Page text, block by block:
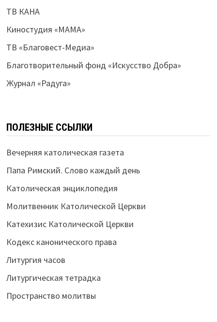
ТВ КАНА
Киностудия «МАМА»
ТВ «Благовест-Медиа»
Благотворительный фонд «Искусство Добра»
Журнал «Радуга»
ПОЛЕЗНЫЕ ССЫЛКИ
Вечерняя католическая газета
Папа Римский. Слово каждый день
Католическая энциклопедия
Молитвенник Католической Церкви
Катехизис Католической Церкви
Кодекс канонического права
Литургия часов
Литургическая тетрадка
Пространство молитвы